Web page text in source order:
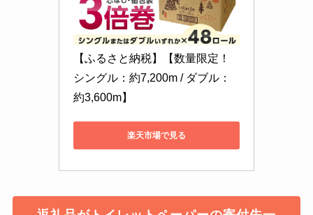
【ふるさと納税】【数量限定！
シングル：約7,200m / ダブル：
約3,600m】
楽天市場で見る